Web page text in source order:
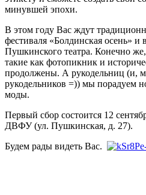
минувшей эпохи.
В этом году Вас ждут
фестиваля «Болдинская осень» и
Пушкинского театра. Конечно
такие как фотопикник и
продолжены. А рукодельниц (и,
рукодельников =)) мы порадуем
моды.
Первый сбор состоится 12
ДВФУ (ул. Пушкинская, д. 27).
Будем рады видеть Вас.